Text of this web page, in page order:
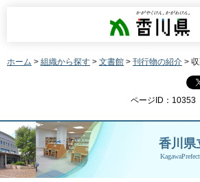
香川県
ホーム > 組織から探す > 文書館 > 刊行物の紹介 >
ページID：10353
香川県